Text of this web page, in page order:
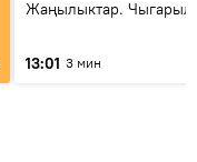
Жаңылыктар.
13:01 3 мин